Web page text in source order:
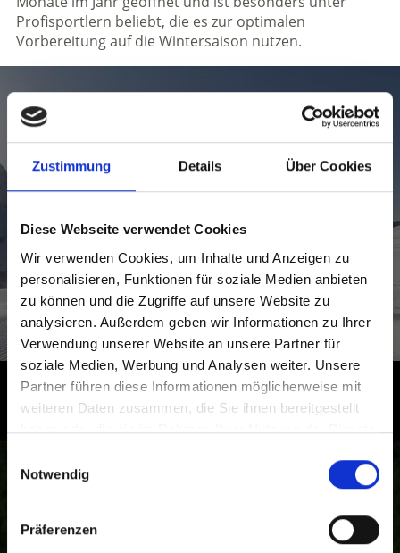
Zustimmung Details Über Cookies
Diese Webseite verwendet Cookies
Wir verwenden Cookies, um Inhalte und Anzeigen zu
personalisieren, Funktionen für soziale Medien anbieten
zu können und die Zugriffe auf unsere Website zu
analysieren. Außerdem geben wir Informationen zu Ihrer
Verwendung unserer Website an unsere Partner für
soziale Medien, Werbung und Analysen weiter. Unsere
Partner führen diese Informationen möglicherweise mit
weiteren Daten zusammen, die Sie ihnen bereitgestellt
haben oder die sie im Rahmen Ihrer Nutzung der Dienste
Notwendig
Präferenzen
Profisportlern beliebt, die es zur optimalen
Vorbereitung auf die Wintersaison nutzen.
Das Skiwetter im Ortlergebiet im
Vinschgau
Südtirol – Erleben Sie die Highlights
im Vinschgau aus der
Ortler, vom Stilfser Joch bis Schloss Juval: Die
Ferienregion Vinschgau in Südtirol zeigt sich in ihrer